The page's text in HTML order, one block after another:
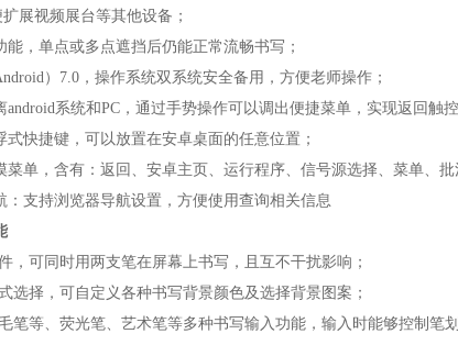
展视频展台等其他设备；
能，单点或多点遮挡后仍能正常流畅书写；
）7.0，操作系统双系统安全备用，方便老师操作；
android系统和PC，通过手势操作可以调出便捷菜单，实现返回触
式快捷键，可以放置在安卓桌面的任意位置；
菜单，含有：返回、安卓主页、运行程序、信号源选择、菜单、批
：支持浏览器导航设置，方便使用查询相关信息
，可同时用两支笔在屏幕上书写，且互不干扰影响；
选择，可自定义各种书写背景颜色及选择背景图案；
笔等、荧光笔、艺术笔等多种书写输入功能，输入时能够控制笔